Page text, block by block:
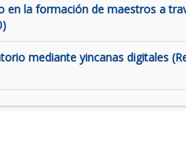
en la formación de maestros a
mediante yincanas digitales